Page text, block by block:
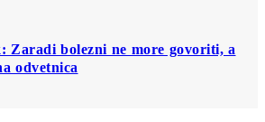
Zaradi bolezni ne more govoriti, a
odvetnica